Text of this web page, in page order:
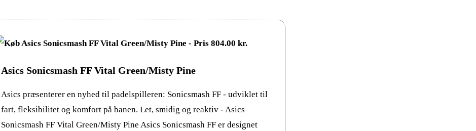
Asics Sonicsmash FF Vital Green/Misty Pine
Asics præsenterer en nyhed til padelspilleren: Sonicsmash FF - udviklet til
fart, fleksibilitet og komfort på banen. Let, smidig og reaktiv - Asics
Sonicsmash FF Vital Green/Misty Pine Asics Sonicsmash FF er designet